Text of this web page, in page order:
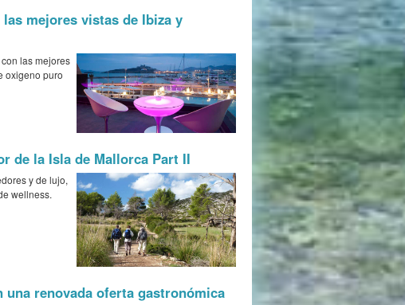
mejores vistas de Ibiza y
las mejores
oxigeno puro
de la Isla de Mallorca Part II
y de lujo,
wellness.
una renovada oferta gastronómica